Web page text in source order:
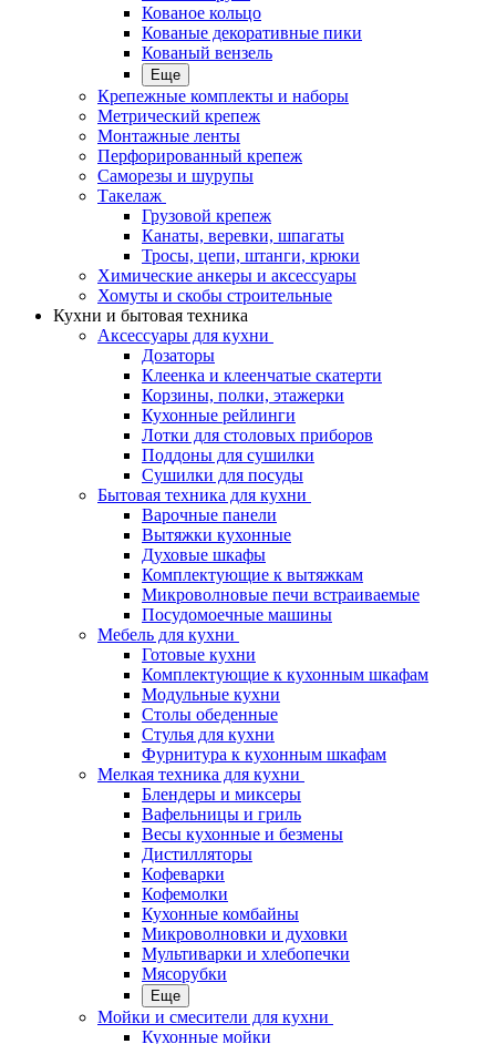
Кованое кольцо
Кованые декоративные пики
Кованый вензель
Еще
Крепежные комплекты и наборы
Метрический крепеж
Монтажные ленты
Перфорированный крепеж
Саморезы и шурупы
Такелаж
Грузовой крепеж
Канаты, веревки, шпагаты
Тросы, цепи, штанги, крюки
Химические анкеры и аксессуары
Хомуты и скобы строительные
Кухни и бытовая техника
Аксессуары для кухни
Дозаторы
Клеенка и клеенчатые скатерти
Корзины, полки, этажерки
Кухонные рейлинги
Лотки для столовых приборов
Поддоны для сушилки
Сушилки для посуды
Бытовая техника для кухни
Варочные панели
Вытяжки кухонные
Духовые шкафы
Комплектующие к вытяжкам
Микроволновые печи встраиваемые
Посудомоечные машины
Мебель для кухни
Готовые кухни
Комплектующие к кухонным шкафам
Модульные кухни
Столы обеденные
Стулья для кухни
Фурнитура к кухонным шкафам
Мелкая техника для кухни
Блендеры и миксеры
Вафельницы и гриль
Весы кухонные и безмены
Дистилляторы
Кофеварки
Кофемолки
Кухонные комбайны
Микроволновки и духовки
Мультиварки и хлебопечки
Мясорубки
Еще
Мойки и смесители для кухни
Кухонные мойки